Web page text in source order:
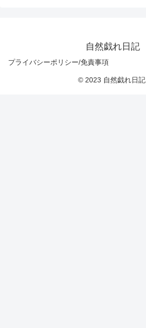
自然戯れ日記
プライバシーポリシー/免責事項
© 2023 自然戯れ日記.